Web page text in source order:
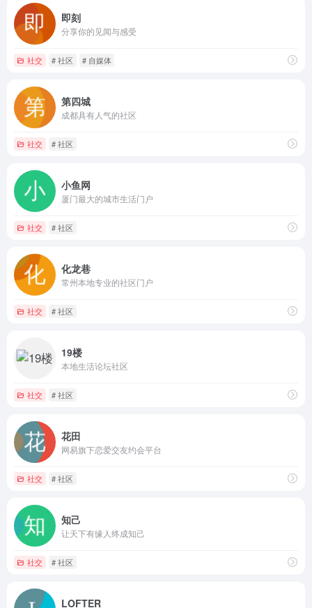
即刻
分享你的见闻与感受
社交 # 社区 # 自媒体
第四城
成都具有人气的社区
社交 # 社区
小鱼网
厦门最大的城市生活门户
社交 # 社区
化龙巷
常州本地专业的社区门户
社交 # 社区
19楼
本地生活论坛社区
社交 # 社区
花田
网易旗下恋爱交友约会平台
社交 # 社区
知己
让天下有缘人终成知己
社交 # 社区
LOFTER